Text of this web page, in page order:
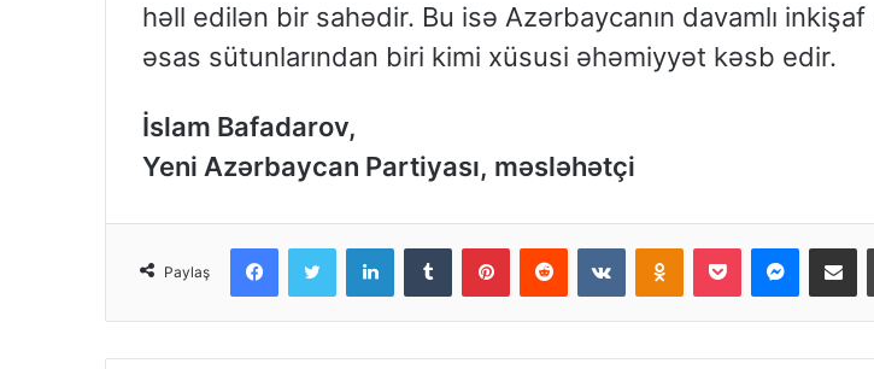
həll edilən bir sahədir. Bu isə Azərbaycanın davamlı
əsas sütunlarından biri kimi xüsusi əhəmiyyət kəsb edir.
İslam Bafadarov,
Yeni Azərbaycan Partiyası, məsləhətçi
Paylaş